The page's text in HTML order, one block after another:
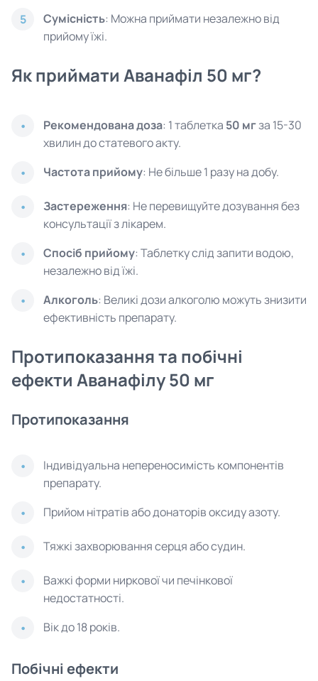
5 Сумісність: Можна приймати незалежно від
прийому їжі.
Як приймати Аванафіл 50 мг?
Рекомендована доза: 1 таблетка 50 мгза 15-30
хвилин до статевого акту.
Частота прийому: Не більше 1 разу на добу.
Застереження: Не перевищуйте дозування без
консультації з лікарем.
Спосіб прийому: Таблетку слід запити водою,
незалежно від їжі.
Алкоголь: Великі дози алкоголю можуть знизити
ефективність препарату.
Протипоказання та побічні
ефекти Аванафілу 50 мг
Протипоказання
Індивідуальна непереносимість компонентів
препарату.
Прийом нітратів або донаторів оксиду азоту.
Тяжкі захворювання серця або судин.
Важкі форми ниркової чи печінкової
недостатності.
Вік до 18 років.
Побічні ефекти